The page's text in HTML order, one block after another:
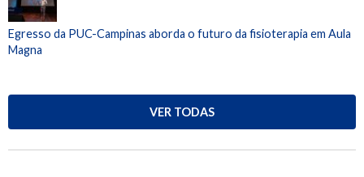
Egresso da PUC-Campinas aborda o futuro da fisioterapia em Aula
Magna
VER TODAS